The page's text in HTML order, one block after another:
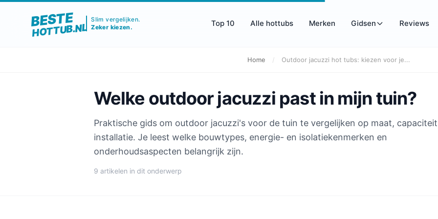
BESTE
HOTTUB.NL
Slim vergelijken.
Zeker kiezen.
Top 10 Alle hottubs Merken Gidsen Reviews
Home / Outdoor jacuzzi hot tubs: kiezen voor je...
Welke outdoor jacuzzi past in mijn tuin?
Praktische gids om outdoor jacuzzi's voor de tuin te vergelijken op maat,
installatie. Je leest welke bouwtypes, energie- en isolatiekenmerken en
onderhoudsaspecten belangrijk zijn.
9 artikelen in dit onderwerp